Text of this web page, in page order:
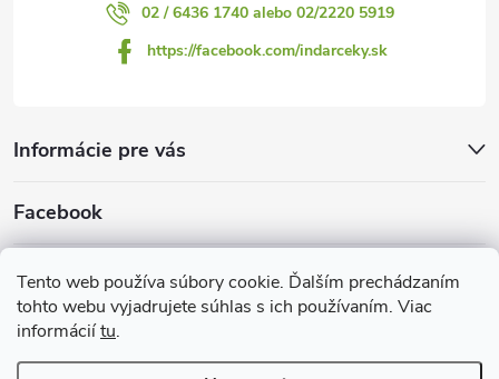
Tento web používa súbory cookie. Ďalším prechádzaním
tohto webu vyjadrujete súhlas s ich používaním. Viac
informáciítu.
02 / 6436 1740 alebo 02/2220 5919
https://facebook.com/indarceky.sk
Informácie pre vás
Facebook
Prijímame online platby